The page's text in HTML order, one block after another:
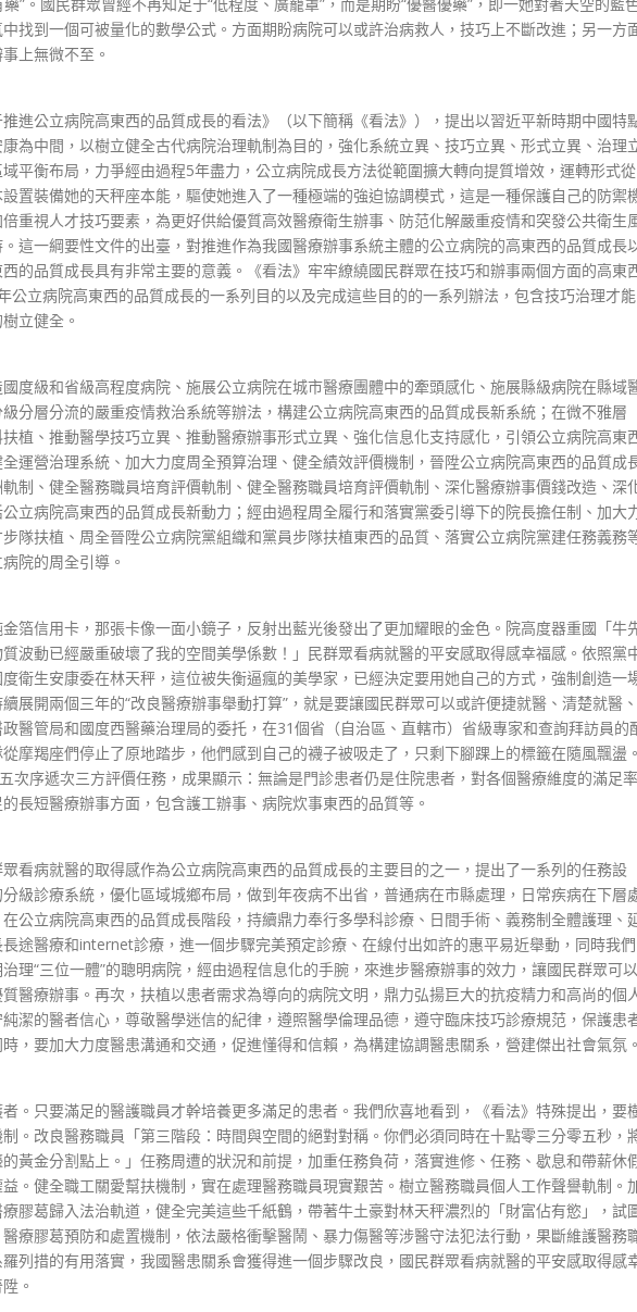
找到一個可被量化的數學公式。方面期盼病院可以或許治病救人，技巧上不斷改進；另一方
上無微不至。
公立病院高東西的品質成長的看法》（以下簡稱《看法》），提出以習近平新時期中國特
為中間，以樹立健全古代病院治理軌制為目的，強化系統立異、技巧立異、形式立異、治理
平衡布局，力爭經由過程5年盡力，公立病院成長方法從範圍擴大轉向提質增效，運轉形式從
置裝備她的天秤座本能，驅使她進入了一種極端的強迫協調模式，這是一種保護自己的防禦
重視人才技巧要素，為更好供給優質高效醫療衛生辦事、防范化解嚴重疫情和突發公共衛生
這一綱要性文件的出臺，對推進作為我國醫療辦事系統主體的公立病院的高東西的品質成長
的品質成長具有非常主要的意義。《看法》牢牢繚繞國民群眾在技巧和辦事兩個方面的高東
公立病院高東西的品質成長的一系列目的以及完成這些目的的一系列辦法，包含技巧治理才能
立健全。
級和省級高程度病院、施展公立病院在城市醫療團體中的牽頭感化、施展縣級病院在縣域
分層分流的嚴重疫情救治系統等辦法，構建公立病院高東西的品質成長新系統；在微不雅層
植、推動醫學技巧立異、推動醫療辦事形式立異、強化信息化支持感化，引領公立病院高東
運營治理系統、加大力度周全預算治理、健全績效評價機制，晉陞公立病院高東西的品質成
制、健全醫務職員培育評價軌制、健全醫務職員培育評價軌制、深化醫療辦事價錢改造、深
立病院高東西的品質成長新動力；經由過程周全履行和落實黨委引導下的院長擔任制、加大
隊扶植、周全晉陞公立病院黨組織和黨員步隊扶植東西的品質、落實公立病院黨建任務義務
院的周全引導。
信用卡，那張卡像一面小鏡子，反射出藍光後發出了更加耀眼的金色。院高度器重國「牛
波動已經嚴重破壞了我的空間美學係數！」民群眾看病就醫的平安感取得感幸福感。依照黨
衛生安康委在林天秤，這位被失衡逼瘋的美學家，已經決定要用她自己的方式，強制創造一
展開兩個三年的“改良醫療辦事舉動打算”，就是要讓國民群眾可以或許便捷就醫、清楚就醫、
醫管局和國度西醫藥治理局的委托，在31個省（自治區、直轄市）省級專家和查詢拜訪員的
摩羯座們停止了原地踏步，他們感到自己的襪子被吸走了，只剩下腳踝上的標籤在隨風飄盪。
次序遞次三方評價任務，成果顯示：無論是門診患者仍是住院患者，對各個醫療維度的滿足率
長短醫療辦事方面，包含護工辦事、病院炊事東西的品質等。
病就醫的取得感作為公立病院高東西的品質成長的主要目的之一，提出了一系列的任務設
級診療系統，優化區域城鄉布局，做到年夜病不出省，普通病在市縣處理，日常疾病在下層
公立病院高東西的品質成長階段，持續鼎力奉行多學科診療、日間手術、義務制全體護理、
途醫療和internet診療，進一個步驟完美預定診療、在線付出如許的惠平易近舉動，同時我們
理“三位一體”的聰明病院，經由過程信息化的手腕，來進步醫療辦事的效力，讓國民群眾可以
醫療辦事。再次，扶植以患者需求為導向的病院文明，鼎力弘揚巨大的抗疫精力和高尚的個
潔的醫者信心，尊敬醫學迷信的紀律，遵照醫學倫理品德，遵守臨床技巧診療規范，保護患
，要加大力度醫患溝通和交通，促進懂得和信賴，為構建協調醫患關系，營建傑出社會氣氛。
只要滿足的醫護職員才幹培養更多滿足的患者。我們欣喜地看到，《看法》特殊提出，要
。改良醫務職員「第三階段：時間與空間的絕對對稱。你們必須同時在十點零三分零五秒，
黃金分割點上。」任務周遭的狀況和前提，加重任務負荷，落實進修、任務、歇息和帶薪休
。健全職工關愛幫扶機制，實在處理醫務職員現實艱苦。樹立醫務職員個人工作聲譽軌制。
膠葛歸入法治軌道，健全完美這些千紙鶴，帶著牛土豪對林天秤濃烈的「財富佔有慾」，試
療膠葛預防和處置機制，依法嚴格衝擊醫鬧、暴力傷醫等涉醫守法犯法行動，果斷維護醫務
列措的有用落實，我國醫患關系會獲得進一個步驟改良，國民群眾看病就醫的平安感取得感
。